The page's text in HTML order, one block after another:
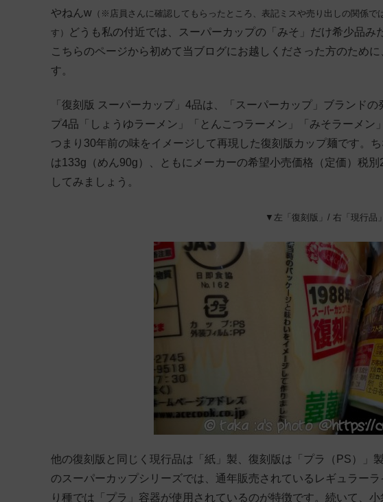
やねんw （※店員さんに確認してもらったところ、表記ミスや売り出しの関係
す）
どうも私の付近では、スーパーカップの「みそ」だけ希少品
こちらのページから初めて当ブログにお越しくださった方のため
す。
「復刻版 スーパーカップ」4品は、「スーパーカップ」ブランド
プ4品「しょうゆラーメン」「とんこつラーメン」「みそラーメン
つまり30年前の味をイメージして再現した復刻版カップ麺です。
は133g（めん90g）、ともにメーカーの希望小売価格（定価）税
してみましょう。
▼左「復刻版」/ 右「現行品」
他の復刻版と同じく現行品は「紙」製、復刻版は「プラ（PS）」
のスーパーカップシリーズでは、通年販売されているレギュラー
り種では「プラ」容器が使用されているのが特徴です。続いて、